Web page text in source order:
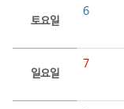
토요일
6
일요일
7